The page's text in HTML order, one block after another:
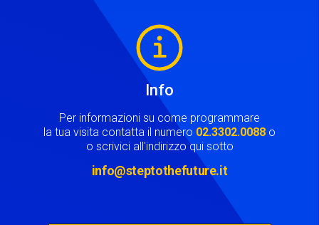
Info
Per informazioni su come programmare
la tua visita contatta il numero 02.3302.0088 o
o scrivici all'indirizzo qui sotto
info@steptothefuture.it